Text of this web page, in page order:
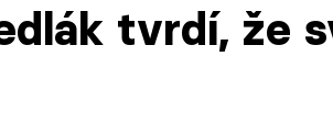
tvrdí, že